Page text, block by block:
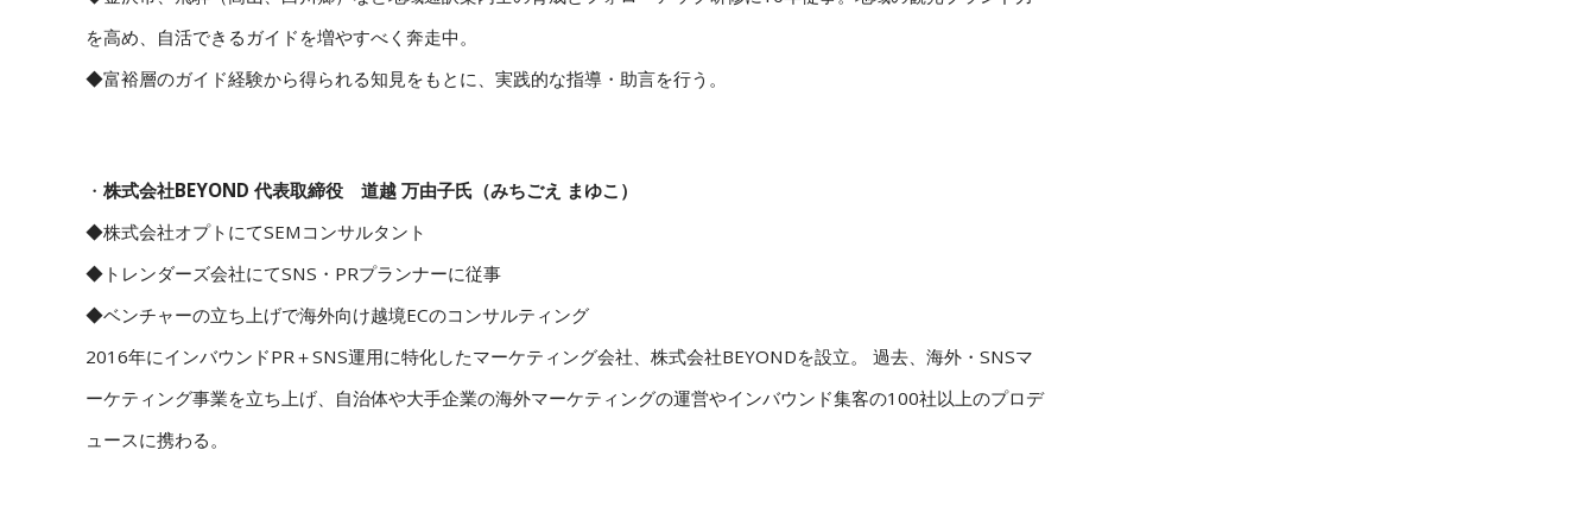
を高め、自活できるガイドを増やすべく奔走中。
◆富裕層のガイド経験から得られる知見をもとに、実践的な指導・助言を行う。
・ 株式会社BEYOND 代表取締役 道越 万由子氏（みちごえ まゆこ）
◆株式会社オプトにてSEMコンサルタント
◆トレンダーズ会社にてSNS・PRプランナーに従事
◆ベンチャーの立ち上げで海外向け越境ECのコンサルティング
2016年にインバウンドPR＋SNS運用に特化したマーケティング会社、株式会社BEYONDを設立。 過去、海外・SNSマ
ーケティング事業を立ち上げ、自治体や大手企業の海外マーケティングの運営やインバウンド集客の100社以上のプロデ
ュースに携わる。